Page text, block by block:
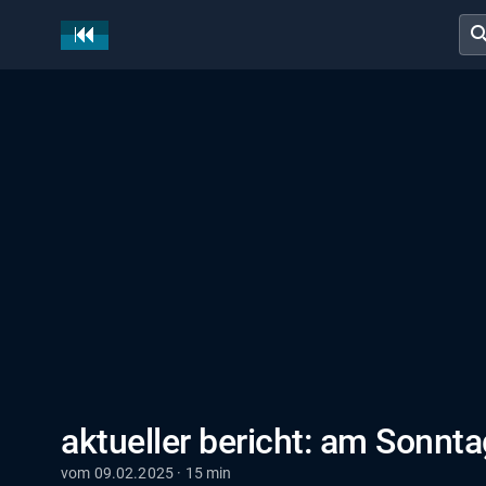
aktueller bericht: am
vom 09.02.2025 · 15 min